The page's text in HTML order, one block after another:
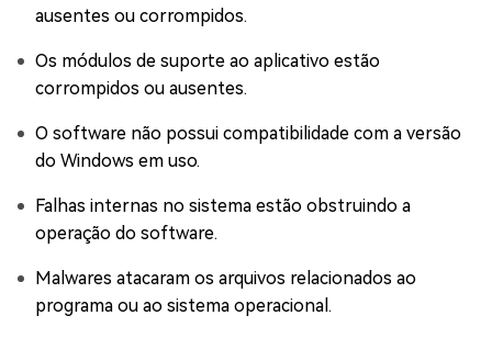
ausentes ou corrompidos.
Os módulos de suporte ao aplicativo estão
corrompidos ou ausentes.
O software não possui compatibilidade com a versão
do Windows em uso.
Falhas internas no sistema estão obstruindo a
operação do software.
Malwares atacaram os arquivos relacionados ao
programa ou ao sistema operacional.